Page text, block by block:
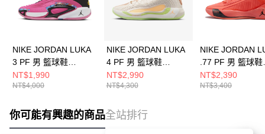
NIKE JORDAN LUKA
3 PF 男 籃球鞋
FQ1285600
NT$1,990
NT$4,000
NIKE JORDAN LUKA
4 PF 男 籃球鞋
IO0198100
NT$2,990
NT$4,300
NIKE JORDAN
.77 PF 男 籃球鞋
HF0819800
NT$2,390
NT$3,400
你可能有興趣的商品全站排行